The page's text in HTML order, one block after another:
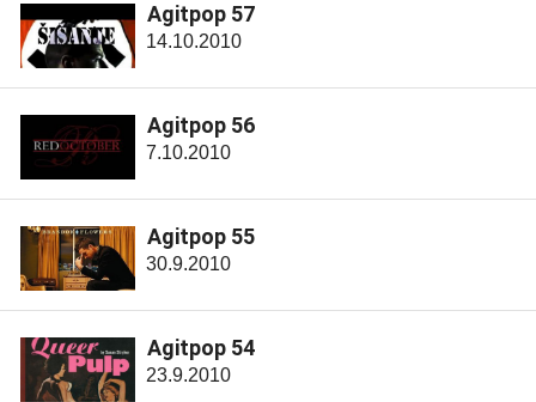
Agitpop 57
14.10.2010
Agitpop 56
7.10.2010
Agitpop 55
30.9.2010
Agitpop 54
23.9.2010